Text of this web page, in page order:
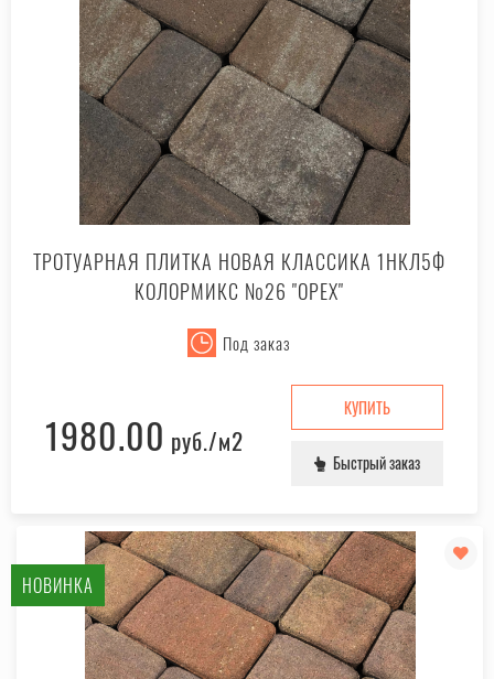
ТРОТУАРНАЯ ПЛИТКА НОВАЯ КЛАССИКА 1НКЛ5Ф
КОЛОРМИКС №26 "ОРЕХ"
Под заказ
1980.00 руб./м2
КУПИТЬ
Быстрый заказ
НОВИНКА